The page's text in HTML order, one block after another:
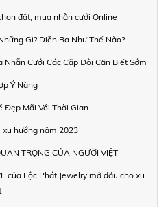
đặt, mua nhẫn cưới Online
Gì? Diễn Ra Như Thế Nào?
Cưới Các Cặp Đôi Cần Biết Sớm
Ý Nàng
Đẹp Mãi Với Thời Gian
xu hướng năm 2023
TRỌNG CỦA NGƯỜI VIỆT
của Lộc Phát Jewelry mở đầu cho xu